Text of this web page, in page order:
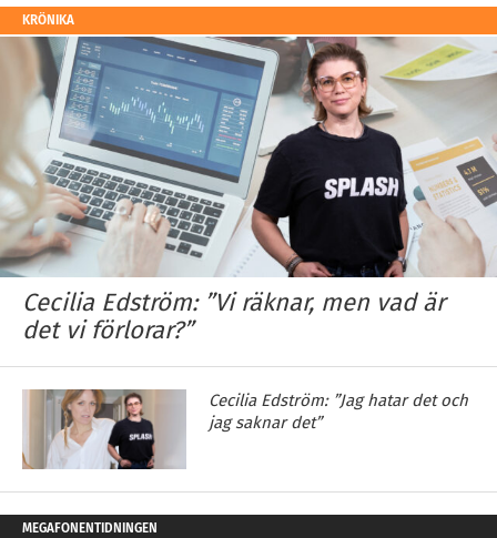
KRÖNIKA
Cecilia Edström: ”Vi räknar, men vad är
det vi förlorar?”
Cecilia Edström: ”Jag hatar det och
jag saknar det”
MEGAFONENTIDNINGEN